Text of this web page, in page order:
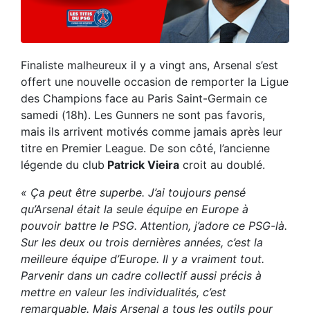
Finaliste malheureux il y a vingt ans, Arsenal s’est
offert une nouvelle occasion de remporter la Ligue
des Champions face au Paris Saint-Germain ce
samedi (18h). Les Gunners ne sont pas favoris,
mais ils arrivent motivés comme jamais après leur
titre en Premier League. De son côté, l’ancienne
légende du club Patrick Vieira croit au doublé.
« Ça peut être superbe. J’ai toujours pensé
qu’Arsenal était la seule équipe en Europe à
pouvoir battre le PSG. Attention, j’adore ce PSG-là.
Sur les deux ou trois dernières années, c’est la
meilleure équipe d’Europe. Il y a vraiment tout.
Parvenir dans un cadre collectif aussi précis à
mettre en valeur les individualités, c’est
remarquable. Mais Arsenal a tous les outils pour